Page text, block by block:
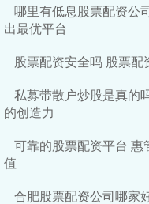
哪里有低息股票配资公
出最优平台
股票配资安全吗 股票
私募带散户炒股是真的
的创造力
可靠的股票配资平台
值
合肥股票配资公司哪家